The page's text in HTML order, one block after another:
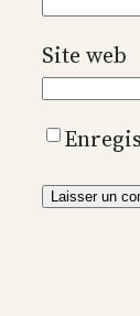
Site web